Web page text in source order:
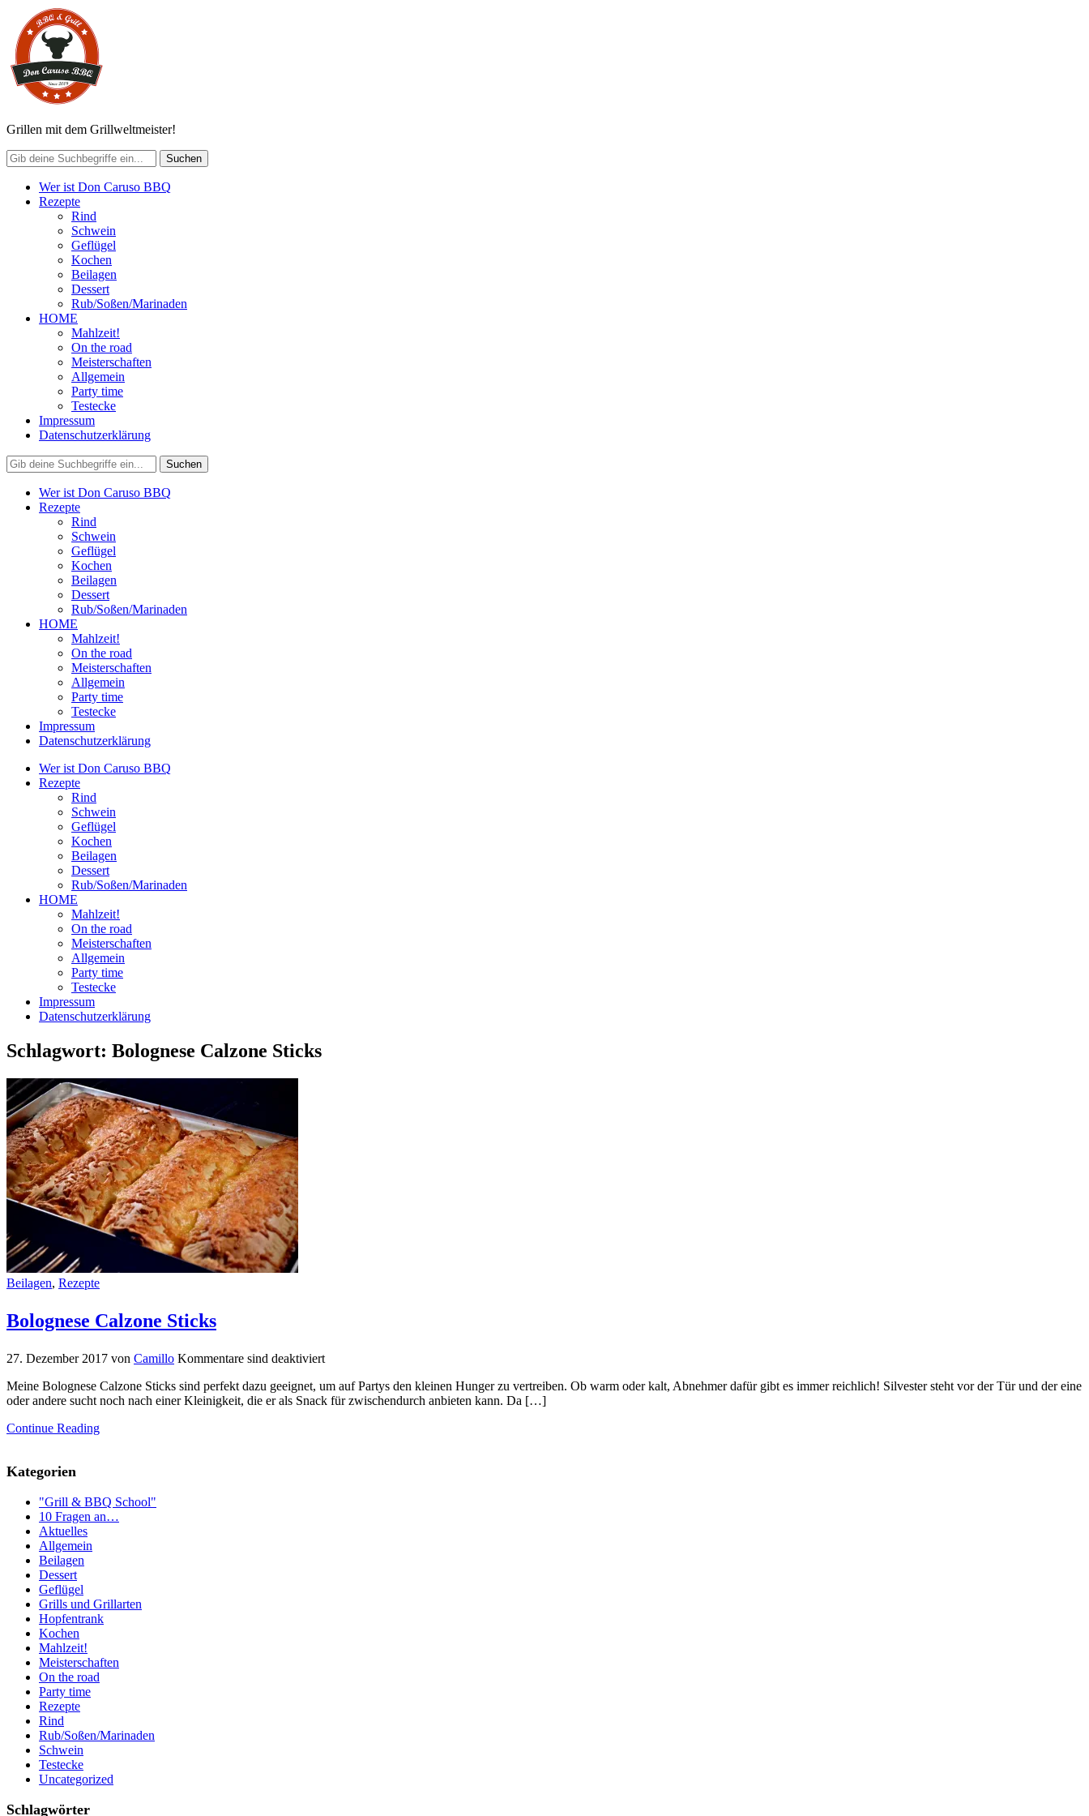
Grillen mit dem Grillweltmeister!
Wer ist Don Caruso BBQ
Rezepte
Rind
Schwein
Geflügel
Kochen
Beilagen
Dessert
Rub/Soßen/Marinaden
HOME
Mahlzeit!
On the road
Meisterschaften
Allgemein
Party time
Testecke
Impressum
Datenschutzerklärung
Wer ist Don Caruso BBQ
Rezepte
Rind
Schwein
Geflügel
Kochen
Beilagen
Dessert
Rub/Soßen/Marinaden
HOME
Mahlzeit!
On the road
Meisterschaften
Allgemein
Party time
Testecke
Impressum
Datenschutzerklärung
Wer ist Don Caruso BBQ
Rezepte
Rind
Schwein
Geflügel
Kochen
Beilagen
Dessert
Rub/Soßen/Marinaden
HOME
Mahlzeit!
On the road
Meisterschaften
Allgemein
Party time
Testecke
Impressum
Datenschutzerklärung
Schlagwort: Bolognese Calzone Sticks
Beilagen, Rezepte
Bolognese Calzone Sticks
27. Dezember 2017 von Camillo Kommentare sind deaktiviert
Meine Bolognese Calzone Sticks sind perfekt dazu geeignet, um auf Partys den kleinen Hunger zu vertreiben. Ob warm oder kalt, Abnehmer dafür gibt es immer reichlich! Silvester steht vor der Tür und der eine
oder andere sucht noch nach einer Kleinigkeit, die er als Snack für zwischendurch anbieten kann. Da […]
Continue Reading
Kategorien
"Grill & BBQ School"
10 Fragen an…
Aktuelles
Allgemein
Beilagen
Dessert
Geflügel
Grills und Grillarten
Hopfentrank
Kochen
Mahlzeit!
Meisterschaften
On the road
Party time
Rezepte
Rind
Rub/Soßen/Marinaden
Schwein
Testecke
Uncategorized
Schlagwörter